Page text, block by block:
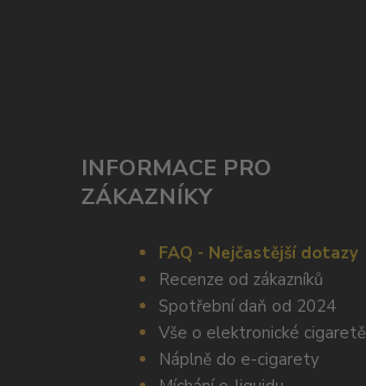
INFORMACE PRO
ZÁKAZNÍKY
FAQ - Nejčastější dotazy
Recenze od zákazníků
Spotřební daň od 2024
Vše o elektronické cigaretě
Náplně do e-cigarety